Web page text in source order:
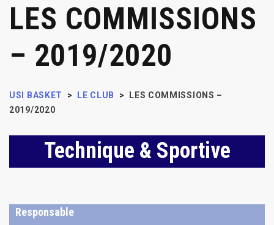
LES COMMISSIONS
– 2019/2020
USI BASKET > LE CLUB >
LES COMMISSIONS –
2019/2020
Technique & Sportive
Responsable